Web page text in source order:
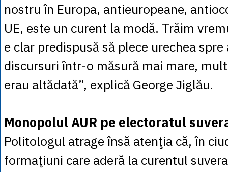
nostru în Europa, antieuropeane,
UE, este un curent la modă. Trăim
e clar predispusă să plece urechea
discursuri într-o măsură mai mare,
erau altădată”, explică George Jiglău.
Monopolul AUR pe electoratul
Politologul atrage însă atenţia că, în
formaţiuni care aderă la curentul